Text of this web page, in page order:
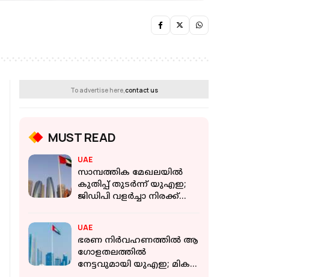
To advertise here, contact us
MUST READ
UAE
സാമ്പത്തിക മേഖലയിൽ
കുതിപ്പ് തുടർന്ന് യുഎഇ;
ജിഡിപി വളര്‍ച്ചാ നിരക്ക്
UAE
ഭരണ നിർവഹണത്തിൽ ആ​
ഗോളതലത്തിൽ
നേട്ടവുമായി യുഎഇ; മികച്ച